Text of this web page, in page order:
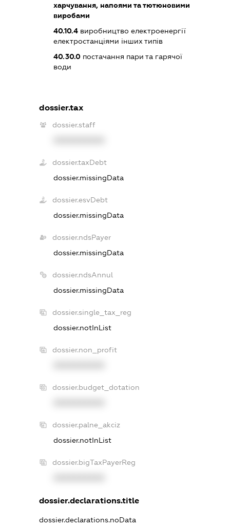
харчування, напоями та тютюновими
виробами
40.10.4 виробництво електроенергії
електростанціями інших типів
40.30.0 постачання пари та гарячої
води
dossier.tax
dossier.staff
dossier.taxDebt
dossier.missingData
dossier.esvDebt
dossier.missingData
dossier.ndsPayer
dossier.missingData
dossier.ndsAnnul
dossier.missingData
dossier.single_tax_reg
dossier.notInList
dossier.non_profit
dossier.budget_dotation
dossier.palne_akciz
dossier.notInList
dossier.bigTaxPayerReg
dossier.declarations.title
dossier.declarations.noData